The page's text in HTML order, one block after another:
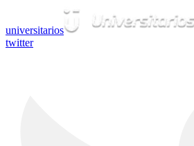
universitarios
twitter